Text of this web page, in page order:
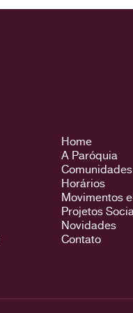
Home
A Paróquia
Comunidades
Horários
Movimentos
Projetos
Novidades
Contato